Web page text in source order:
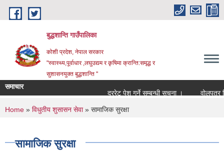
Skip to main content
बुद्धशान्ति गाउँपालिका
कोशी प्रदेश, नेपाल सरकार
"स्वास्थ्य,पूर्वाधार ,लघुउद्यम र कृषिमा क्रान्ति:समृद्ध र
सुशासनयुक्त बुद्धशान्ति "
समाचार
दररेट पेश गर्ने सम्बन्धी सूचना ।
वोलपत्र
You are here
Home » विधुतीय शुसासन सेवा» सामाजिक सुरक्षा
सामाजिक सुरक्षा